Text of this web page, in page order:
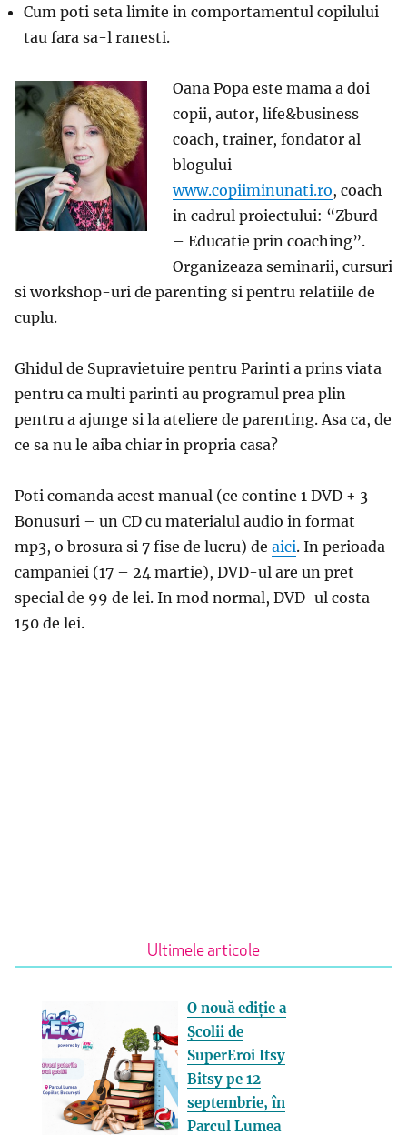
Cum poti seta limite in comportamentul copilului
tau fara sa-l ranesti.
Oana Popa este mama a doi
copii, autor, life&business
coach, trainer, fondator al
blogului
www.copiiminunati.ro, coach
in cadrul proiectului: “Zburd
– Educatie prin coaching”.
Organizeaza seminarii, cursuri
si workshop-uri de parenting si pentru relatiile de
cuplu.
Ghidul de Supravietuire pentru Parinti a prins viata
pentru ca multi parinti au programul prea plin
pentru a ajunge si la ateliere de parenting. Asa ca, de
ce sa nu le aiba chiar in propria casa?
Poti comanda acest manual (ce contine 1 DVD + 3
Bonusuri – un CD cu materialul audio in format
mp3, o brosura si 7 fise de lucru) de aici. In perioada
campaniei (17 – 24 martie), DVD-ul are un pret
special de 99 de lei. In mod normal, DVD-ul costa
150 de lei.
Ultimele articole
O nouă ediție a
Școlii de
SuperEroi Itsy
Bitsy pe 12
septembrie, în
Parcul Lumea